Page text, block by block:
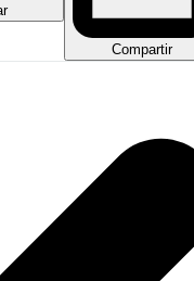
Compartir